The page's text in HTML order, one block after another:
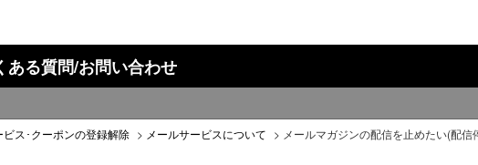
ある質問/お問い合わせ
ビス･クーポンの登録解除 > メールサービスについて > メールマガジンの配信を止めたい(配信